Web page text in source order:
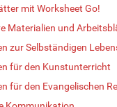
mit Worksheet Go!
Materialien und
zur Selbständigen
für den Kunstunterricht
für den Evangelischen